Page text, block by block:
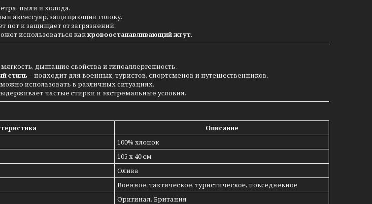
пыли и холода.
аксессуар, защищающий голову.
пот и защищает от загрязнений.
использоваться каккровоостанавливающий жгут.
мягкость, дышащие свойства и гипоаллергенность.
стиль – подходит для военных, туристов, спортсменов и путешественников.
использовать в различных ситуациях.
частые стирки и экстремальные условия.
Описание
100% хлопок
105 х 40 см
Олива
Военное, тактическое, туристическое, повседневное
Оригинал, Британия